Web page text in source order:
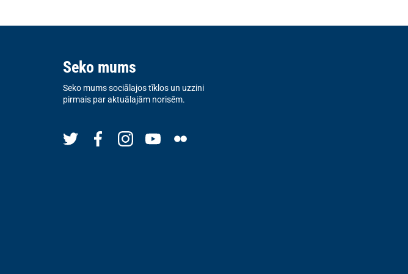
Seko mums
Seko mums sociālajos tīklos un uzzini
pirmais par aktuālajām norisēm.